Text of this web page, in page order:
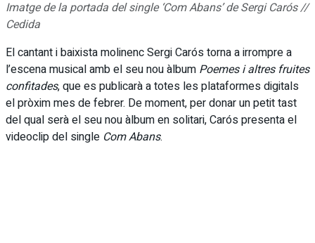
Imatge de la portada del single ‘Com Abans’ de Sergi Carós //
Cedida
El cantant i baixista molinenc Sergi Carós torna a irrompre a
l’escena musical amb el seu nou àlbum Poemes i altres fruites
confitades, que es publicarà a totes les plataformes digitals
el pròxim mes de febrer. De moment, per donar un petit tast
del qual serà el seu nou àlbum en solitari, Carós presenta el
videoclip del single Com Abans.